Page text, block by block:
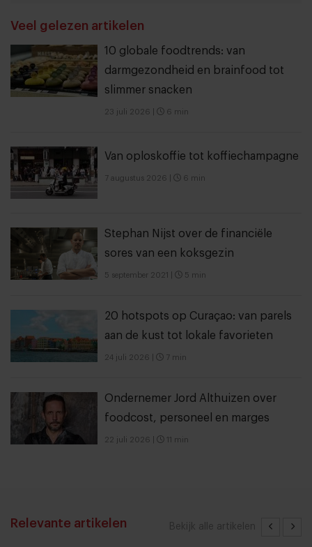
Veel gelezen artikelen
10 globale foodtrends: van
darmgezondheid en brainfood tot
slimmer snacken
23 juli 2026 6 min
Van oploskoffie tot koffiechampagne
7 augustus 2026 6 min
Stephan Nijst over de financiële
sores van een koksgezin
5 september 2021 5 min
20 hotspots op Curaçao: van parels
aan de kust tot lokale favorieten
24 juli 2026 7 min
Ondernemer Jord Althuizen over
foodcost, personeel en marges
22 juli 2026 11 min
Bekijk alle artikelen
Relevante artikelen